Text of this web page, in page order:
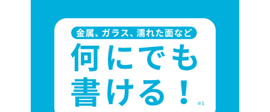
筆記具・ステーショナリー
替え芯サイト
総合カタログ